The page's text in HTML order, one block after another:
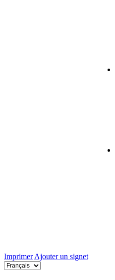
Imprimer Ajouter un signet